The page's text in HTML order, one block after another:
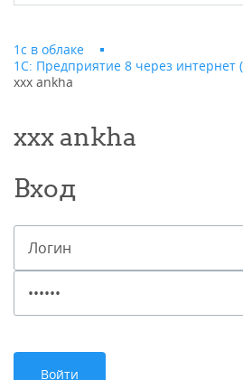
1с в облаке
1С: Предприятие 8 через интернет
xxx ankha
xxx ankha
Вход